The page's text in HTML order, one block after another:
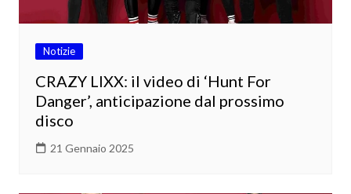
Notizie
CRAZY LIXX: il video di ‘Hunt For
Danger’, anticipazione dal prossimo
disco
21 Gennaio 2025